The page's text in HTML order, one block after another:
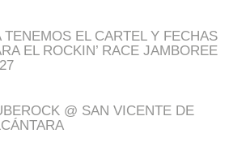
TENEMOS EL CARTEL Y FECHAS
EL ROCKIN’ RACE JAMBOREE
@ SAN VICENTE DE